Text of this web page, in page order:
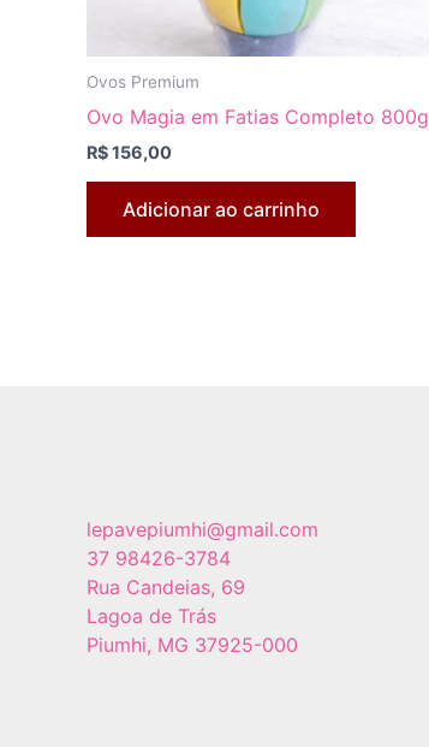
Ovos Premium
Ovo Magia em Fatias Completo 800g
R$156,00
Adicionar ao carrinho
lepavepiumhi@gmail.com
37 98426-3784
Rua Candeias, 69
Lagoa de Trás
Piumhi, MG 37925-000